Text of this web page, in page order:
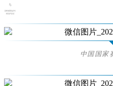
中国国家